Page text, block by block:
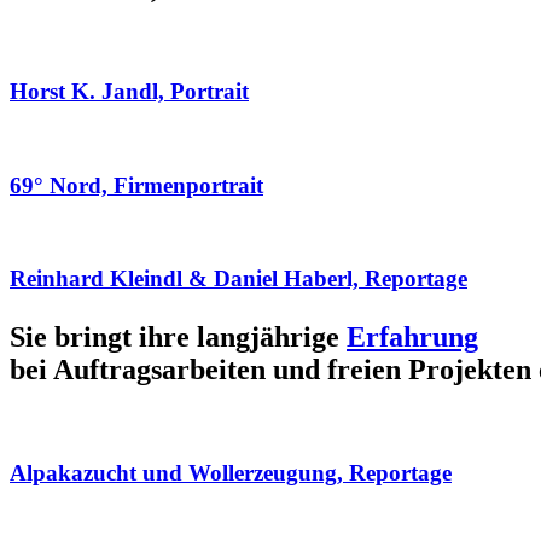
Horst K. Jandl, Portrait
69° Nord, Firmenportrait
Reinhard Kleindl & Daniel Haberl, Reportage
Sie bringt ihre langjährige Erfahrung
bei Auftragsarbeiten und freien Projekten
Alpakazucht und Wollerzeugung, Reportage